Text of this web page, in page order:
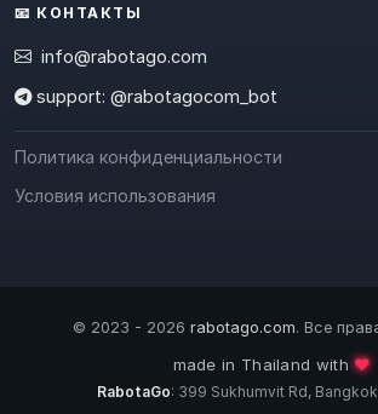
📧 КОНТАКТЫ
info@rabotago.com
support: @rabotagocom_bot
Политика конфиденциальности
Условия использования
© 2023 - 2026 rabotago.com. Все
made in Thailand with❤️
RabotaGo: 399 Sukhumvit Rd,